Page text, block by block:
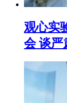
观心实
会 谈严